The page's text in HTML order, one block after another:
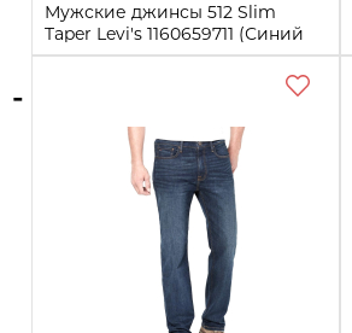
-
Мужские джинсы 512 Slim
Taper Levi's 1160659711 (Синий
34W 30L)
Купить